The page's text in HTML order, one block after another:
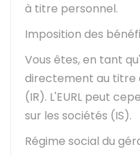
à titre personnel.
Imposition des
Vous êtes, en tant
directement au titre
(IR). L'EURL peut
sur les sociétés (IS).
Régime social du